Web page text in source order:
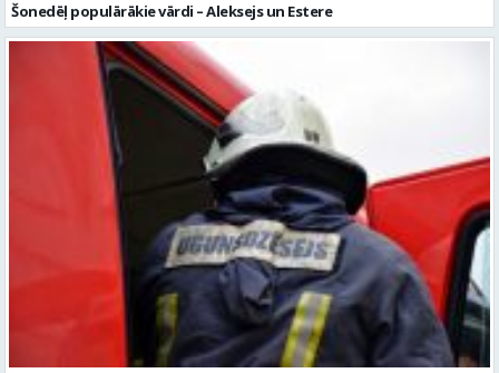
Šonedēļ populārākie vārdi – Aleksejs un Estere